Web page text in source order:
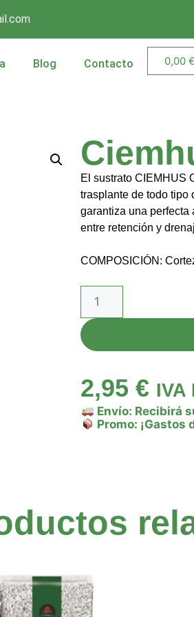
Blog Contacto 0,00 €
El sustrato CIEMHUS
trasplante de todo tipo
garantiza una
entre retención y
COMPOSICIÓN:
2,95€ IVA
Envío: Recibirá
Promo: